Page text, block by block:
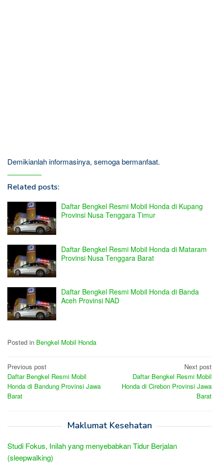
Demikianlah informasinya, semoga bermanfaat.
Related posts:
Daftar Bengkel Resmi Mobil Honda di Kupang
Provinsi Nusa Tenggara Timur
Daftar Bengkel Resmi Mobil Honda di Mataram
Provinsi Nusa Tenggara Barat
Daftar Bengkel Resmi Mobil Honda di Banda
Aceh Provinsi NAD
Posted in Bengkel Mobil Honda
Post
navigation
Previous post
Daftar Bengkel Resmi Mobil
Honda di Bandung Provinsi Jawa
Barat
Next post
Daftar Bengkel Resmi Mobil
Honda di Cirebon Provinsi Jawa
Barat
Maklumat Kesehatan
Studi Fokus, Inilah yang menyebabkan Tidur Berjalan
(sleepwalking)